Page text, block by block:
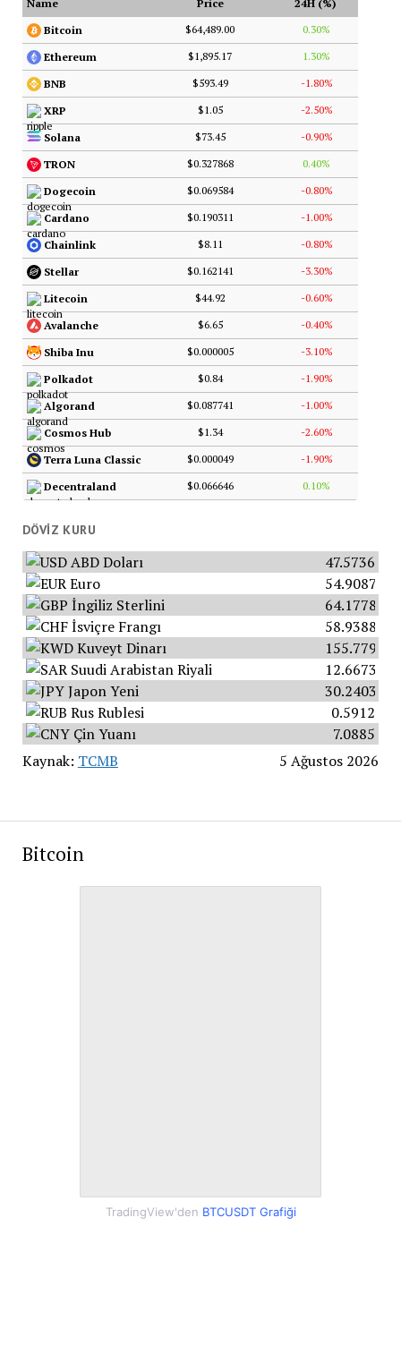
Name Price
24H (%)
Bitcoin
$64,489.00 0.30%
Ethereum $1,895.17 1.30%
BNB $593.49 -1.80%
XRP $1.05 -2.50%
Solana $73.45 -0.90%
TRON $0.327868 0.40%
Dogecoin $0.069584 -0.80%
Cardano $0.190311 -1.00%
Chainlink $8.11 -0.80%
Stellar $0.162141 -3.30%
Litecoin $44.92 -0.60%
Avalanche $6.65 -0.40%
Shiba Inu $0.000005 -3.10%
Polkadot $0.84 -1.90%
Algorand $0.087741 -1.00%
Cosmos Hub $1.34 -2.60%
Terra Luna Classic $0.000049 -1.90%
Decentraland $0.066646 0.10%
DÖVIZ KURU
ABD Doları
47.5736
Euro
54.9087
İngiliz Sterlini
64.1778
İsviçre Frangı
58.9388
Kuveyt Dinarı
155.7793
Suudi Arabistan Riyali
12.6673
Japon Yeni
30.2403
Rus Rublesi
0.5912
Çin Yuanı
7.0885
Kaynak: TCMB 5 Ağustos 2026
Bitcoin
TradingView'den BTCUSDT Grafiği